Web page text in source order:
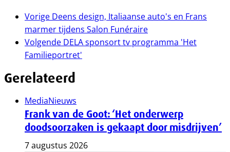
Vorige Deens design, Italiaanse auto's en Frans
marmer tijdens Salon Funéraire
Volgende DELA sponsort tv programma 'Het
Familieportret'
Gerelateerd
MediaNieuws
Frank van de Goot: ‘Het onderwerp
doodsoorzaken is gekaapt door misdrijven’
7 augustus 2026